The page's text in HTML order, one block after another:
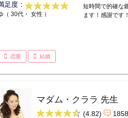
足度：
（ 30代・ 女性 ）
短時間で的確な
ます！感謝です！
恋愛 結婚
マダム・クララ 先生
(4.82)